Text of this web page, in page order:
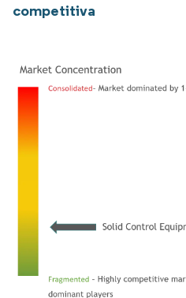
competitiva